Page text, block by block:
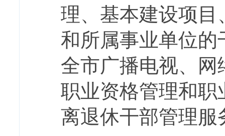
理、基本建设项
和所属事业单位
全市广播电视、
职业资格管理和
离退休干部管理